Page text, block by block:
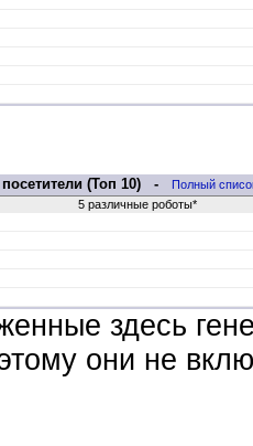
(Топ 10) -
Полный
5 различные роботы*
здесь
они не